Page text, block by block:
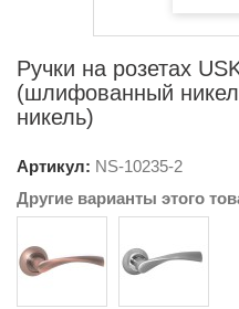
Ручки на розетах
(шлифованный
никель)
Артикул: NS-10235-2
Другие варианты этого